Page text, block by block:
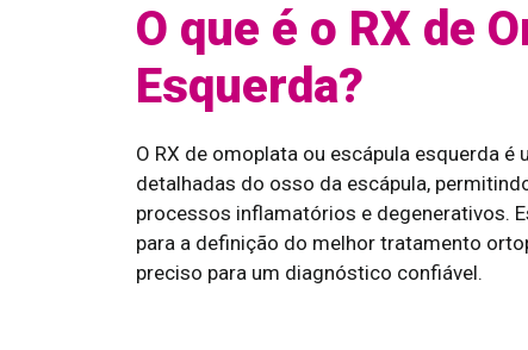
O que é o RX de
Esquerda?
O RX de omoplata ou escápula esquerda
detalhadas do osso da escápula,
processos inflamatórios e degenerativos.
para a definição do melhor tratamento
preciso para um diagnóstico confiável.